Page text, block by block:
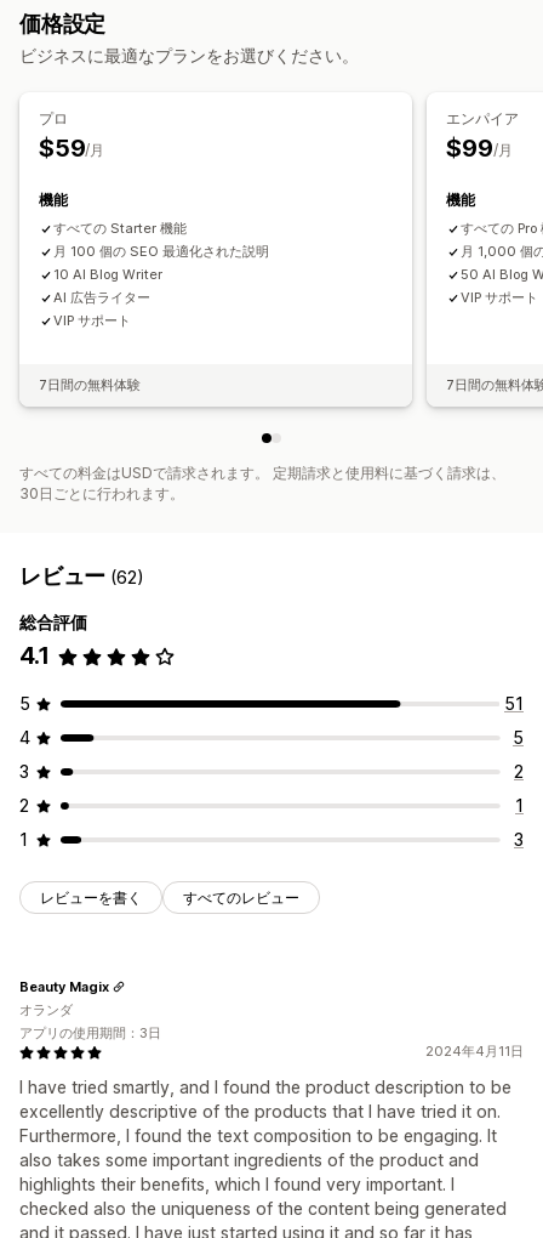
ローカルSEO
コンテンツの最適化
オートメーション
パフォーマンスのモニタリング
SEOスコア
競合分析
追跡 順位追跡
ウェブサイトトラフィック
コンテンツ作成
SEO
ブログSEO
価格設定
ビジネスに最適なプランをお選びください。
プロ
$59/月
機能
すべての Starter 機能
月 100 個の SEO 最適化された説明
10 AI Blog Writer
AI 広告ライター
VIP サポート
7日間の無料体験
エンパイア
$99/月
機能
すべての Pro
月 1,000 個
50 AI Blog
VIP サポート
7日間の無料体
すべての料金はUSDで請求されます。 定期請求と使用料に基づく請求は、
30日ごとに行われます。
レビュー (62)
総合評価
4.1
5
51
4
5
3
2
2
1
1
3
レビューを書く すべてのレビュー
2024年4月11日
I have tried smartly, and I found the product description to be
excellently descriptive of the products that I have tried it on.
Furthermore, I found the text composition to be engaging. It
also takes some important ingredients of the product and
highlights their benefits, which I found very important. I
checked also the uniqueness of the content being generated
and it passed. I have just started using it and so far it has
Beauty Magix
オランダ
アプリの使用期間：3日